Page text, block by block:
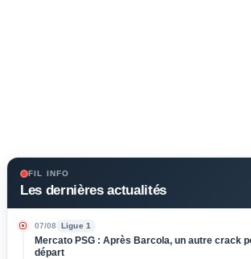
FIL INFO
Les dernières actualités
07/08 Ligue 1
Mercato PSG : Après Barcola, un autre crack
départ